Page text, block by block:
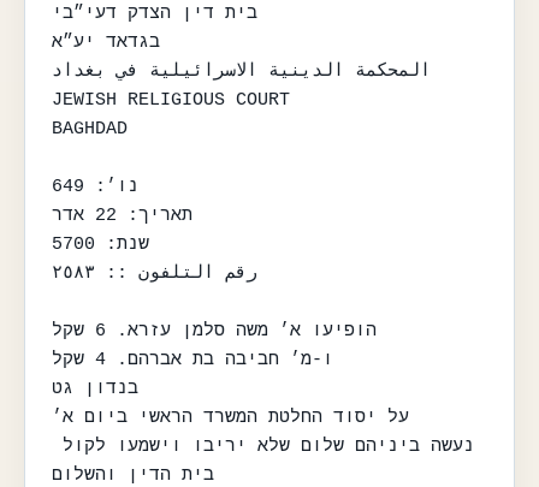
בית דין הצדק דעי״בי
בגדאד יע״א
المحكمة الدينية الاسرائيلية في بغداد
JEWISH RELIGIOUS COURT
BAGHDAD
נו׳: 649
תאריך: 22 אדר
שנת: 5700
رقم التلفون :: ٢٥٨٣
הופיעו א׳ משה סלמן עזרא. 6 שקל
ו-מ׳ חביבה בת אברהם. 4 שקל
בנדון גט
על יסוד החלטת המשרד הראשי ביום א׳
בית הדין והשלום